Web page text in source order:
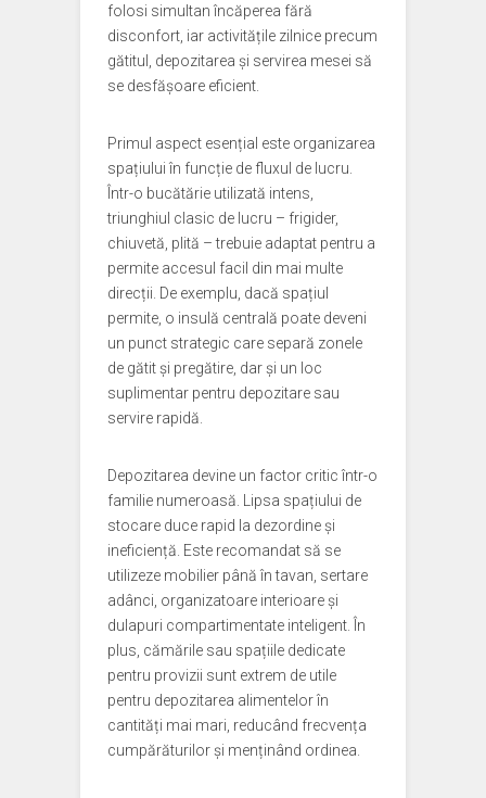
folosi simultan încăperea fără
disconfort, iar activitățile zilnice precum
gătitul, depozitarea și servirea mesei să
se desfășoare eficient.
Primul aspect esențial este organizarea
spațiului în funcție de fluxul de lucru.
Într-o bucătărie utilizată intens,
triunghiul clasic de lucru – frigider,
chiuvetă, plită – trebuie adaptat pentru a
permite accesul facil din mai multe
direcții. De exemplu, dacă spațiul
permite, o insulă centrală poate deveni
un punct strategic care separă zonele
de gătit și pregătire, dar și un loc
suplimentar pentru depozitare sau
servire rapidă.
Depozitarea devine un factor critic într-o
familie numeroasă. Lipsa spațiului de
stocare duce rapid la dezordine și
ineficiență. Este recomandat să se
utilizeze mobilier până în tavan, sertare
adânci, organizatoare interioare și
dulapuri compartimentate inteligent. În
plus, cămările sau spațiile dedicate
pentru provizii sunt extrem de utile
pentru depozitarea alimentelor în
cantități mai mari, reducând frecvența
cumpărăturilor și menținând ordinea.